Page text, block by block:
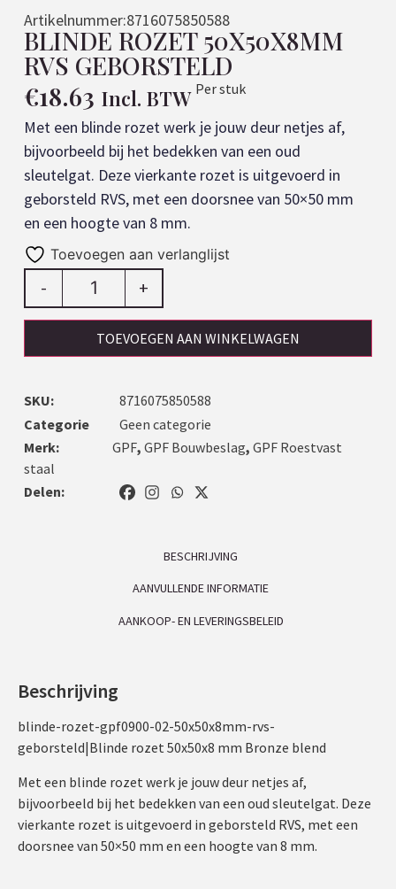
Artikelnummer:8716075850588
BLINDE ROZET 50X50X8MM
RVS GEBORSTELD
€18.63 Incl. BTW Per stuk
Met een blinde rozet werk je jouw deur netjes af,
bijvoorbeeld bij het bedekken van een oud
sleutelgat. Deze vierkante rozet is uitgevoerd in
geborsteld RVS, met een doorsnee van 50×50 mm
en een hoogte van 8 mm.
Toevoegen aan verlanglijst
- +
TOEVOEGEN AAN WINKELWAGEN
SKU:
8716075850588
Categorie
Geen categorie
Merk:
GPF, GPF Bouwbeslag, GPF Roestvast
staal
Delen:
BESCHRIJVING
AANVULLENDE INFORMATIE
AANKOOP- EN LEVERINGSBELEID
Beschrijving
blinde-rozet-gpf0900-02-50x50x8mm-rvs-
geborsteld|Blinde rozet 50x50x8 mm Bronze blend
Met een blinde rozet werk je jouw deur netjes af,
bijvoorbeeld bij het bedekken van een oud sleutelgat. Deze
vierkante rozet is uitgevoerd in geborsteld RVS, met een
doorsnee van 50×50 mm en een hoogte van 8 mm.